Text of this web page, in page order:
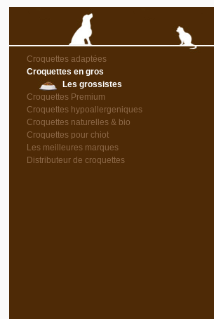
Croquettes adaptées
Croquettes en gros
Les grossistes
Croquettes Premium
Croquettes hypoallergeniques
Croquettes naturelles & bio
Croquettes pour chiot
Les meilleures marques
Distributeur de croquettes